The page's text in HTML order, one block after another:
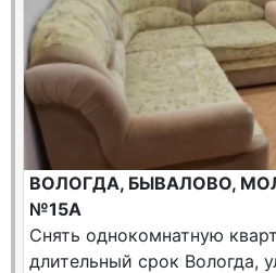
ВОЛОГДА, БЫВАЛОВО,
№15А
Снять однокомнатную
длительный срок Вологда,